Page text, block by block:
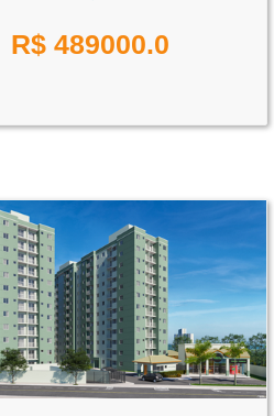
R$ 489000.0